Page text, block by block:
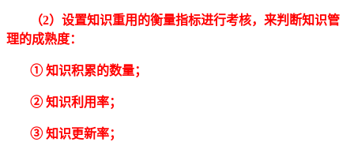
（2）设置知识重用的衡量指标进行考核，来判断知识管
理的成熟度：
① 知识积累的数量；
② 知识利用率；
③ 知识更新率；